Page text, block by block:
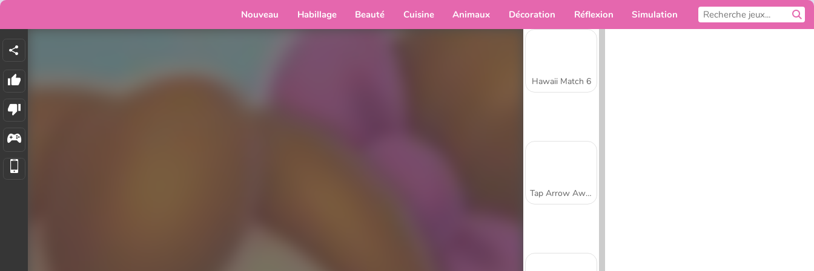
Nouveau Habillage Beauté Cuisine Animaux Décoration Réflexion Simulation
Hawaii Match 6
Tap Arrow Away